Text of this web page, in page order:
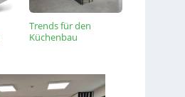
Trends für den
Küchenbau